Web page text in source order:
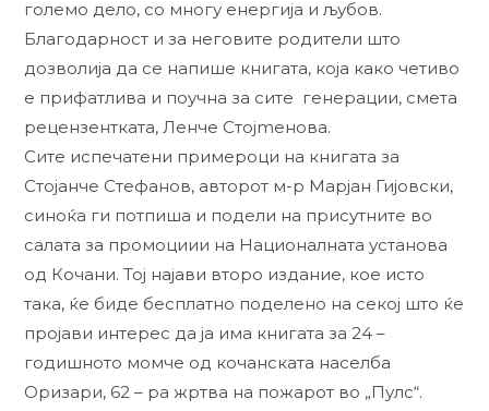
големо дело, со многу енергија и љубов.
Благодарност и за неговите родители што
дозволија да се напише книгата, која како четиво
е прифатлива и поучна за сите генерации, смета
рецензентката, Ленче Стојmeнова.
Сите испечатени примероци на книгата за
Стојанче Стефанов, авторот м-р Марјан Гијовски,
синоќа ги потпиша и подели на присутните во
салата за промоциии на Националната установа
од Кочани. Тој најави второ издание, кое исто
така, ќе биде бесплатно поделено на секој што ќе
пројави интерес да ја има книгата за 24 –
годишното момче од кочанската населба
Оризари, 62 – ра жртва на пожарот во „Пулс“.